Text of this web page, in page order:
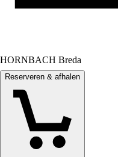
HORNBACH Breda
Reserveren & afhalen